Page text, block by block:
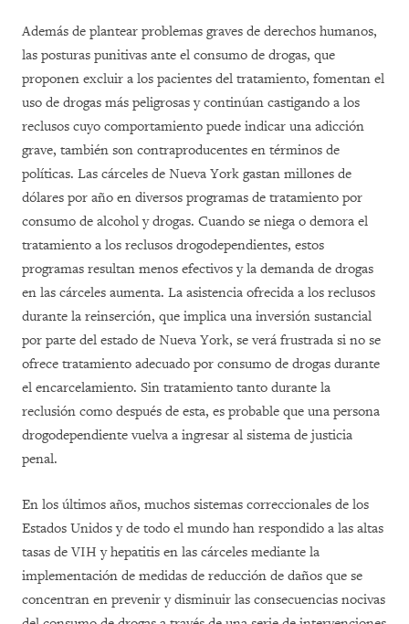
Además de plantear problemas graves de derechos humanos,
las posturas punitivas ante el consumo de drogas, que
proponen excluir a los pacientes del tratamiento, fomentan el
uso de drogas más peligrosas y continúan castigando a los
reclusos cuyo comportamiento puede indicar una adicción
grave, también son contraproducentes en términos de
políticas. Las cárceles de Nueva York gastan millones de
dólares por año en diversos programas de tratamiento por
consumo de alcohol y drogas. Cuando se niega o demora el
tratamiento a los reclusos drogodependientes, estos
programas resultan menos efectivos y la demanda de drogas
en las cárceles aumenta. La asistencia ofrecida a los reclusos
durante la reinserción, que implica una inversión sustancial
por parte del estado de Nueva York, se verá frustrada si no se
ofrece tratamiento adecuado por consumo de drogas durante
el encarcelamiento. Sin tratamiento tanto durante la
reclusión como después de esta, es probable que una persona
drogodependiente vuelva a ingresar al sistema de justicia
penal.
En los últimos años, muchos sistemas correccionales de los
Estados Unidos y de todo el mundo han respondido a las altas
tasas de VIH y hepatitis en las cárceles mediante la
implementación de medidas de reducción de daños que se
concentran en prevenir y disminuir las consecuencias nocivas